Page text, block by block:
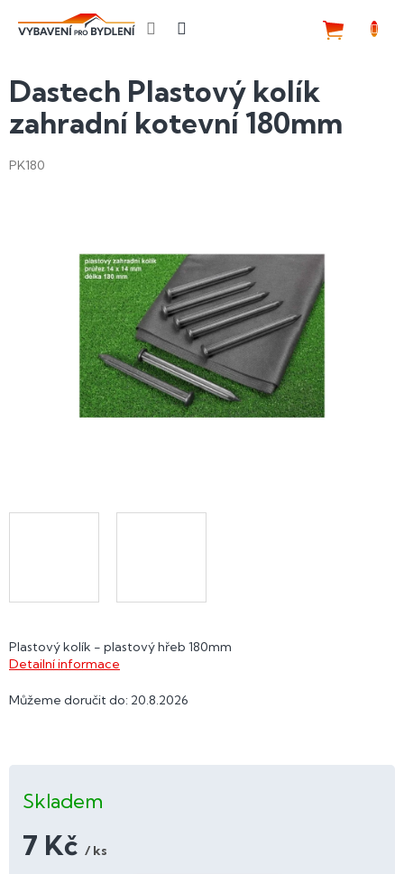
Dastech Plastový kolík
zahradní kotevní 180mm
PK180
Můžeme doručit do: 20.8.2026
Skladem
7 Kč / ks
Plastový kolík - plastový hřeb 180mm
Detailní informace